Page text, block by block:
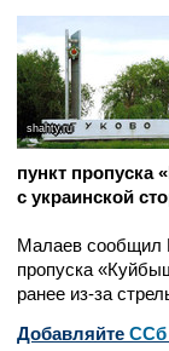
shahty.ru
пункт пропуска
с украинской
Малаев сообщил
пропуска
ранее из-за
Добавляйте CСб